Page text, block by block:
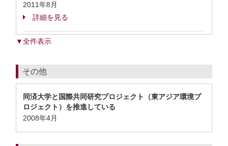
2011年8月
詳細を見る
▼全件表示
その他
同済大学と国際共同研究プロジェクト（東アジア環境プ
ロジェクト）を推進している
2008年4月